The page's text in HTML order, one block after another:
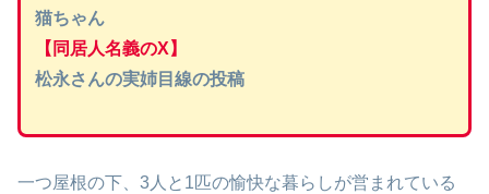
猫ちゃん
【同居人名義のX】
松永さんの実姉目線の投稿
一つ屋根の下、3人と1匹の愉快な暮らしが営まれている